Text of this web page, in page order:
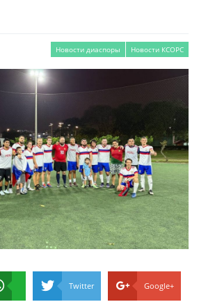
Новости диаспоры Новости КСОРС
Twitter Google+